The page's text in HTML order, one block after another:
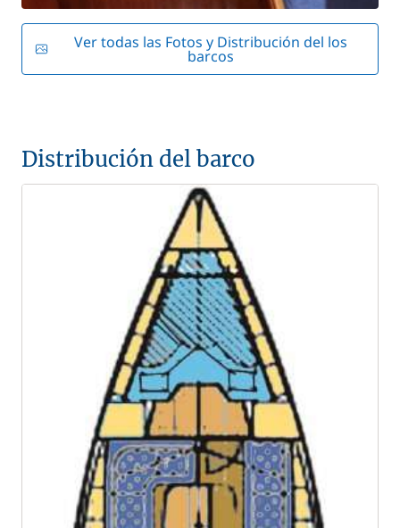
Ver todas las Fotos y Distribución del los
barcos
Distribución del barco